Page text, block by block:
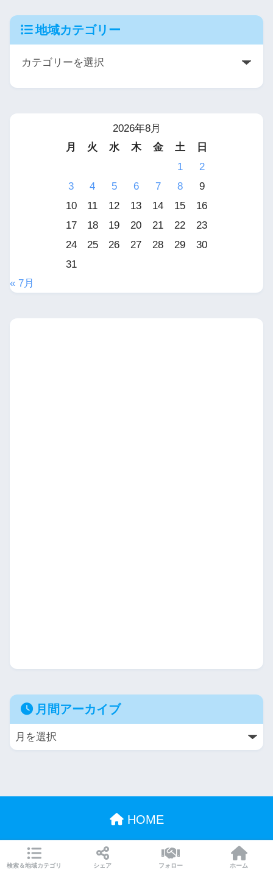
地域カテゴリー
2026年8月
月
火 水 木 金 土
日
1
2
3
4 5 6 7 8
9
10
11 12 13 14 15
16
17
18 19 20 21 22
23
24
25 26 27 28 29
30
31
« 7月
月間アーカイブ
HOME
メニュー
© 2026 筋肉酒店 All rights reserved.
検索＆地域カテゴリ シェア フォロー ホーム